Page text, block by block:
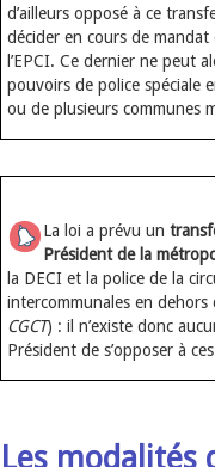
d’ailleurs opposé à ce
décider en cours de
l’EPCI. Ce dernier ne peut
pouvoirs de police spéciale
ou de plusieurs communes
La loi a prévu un
Président de la
la DECI et la police de la
intercommunales en dehors
CGCT) : il n’existe donc
Président de s’opposer à
Les modalités